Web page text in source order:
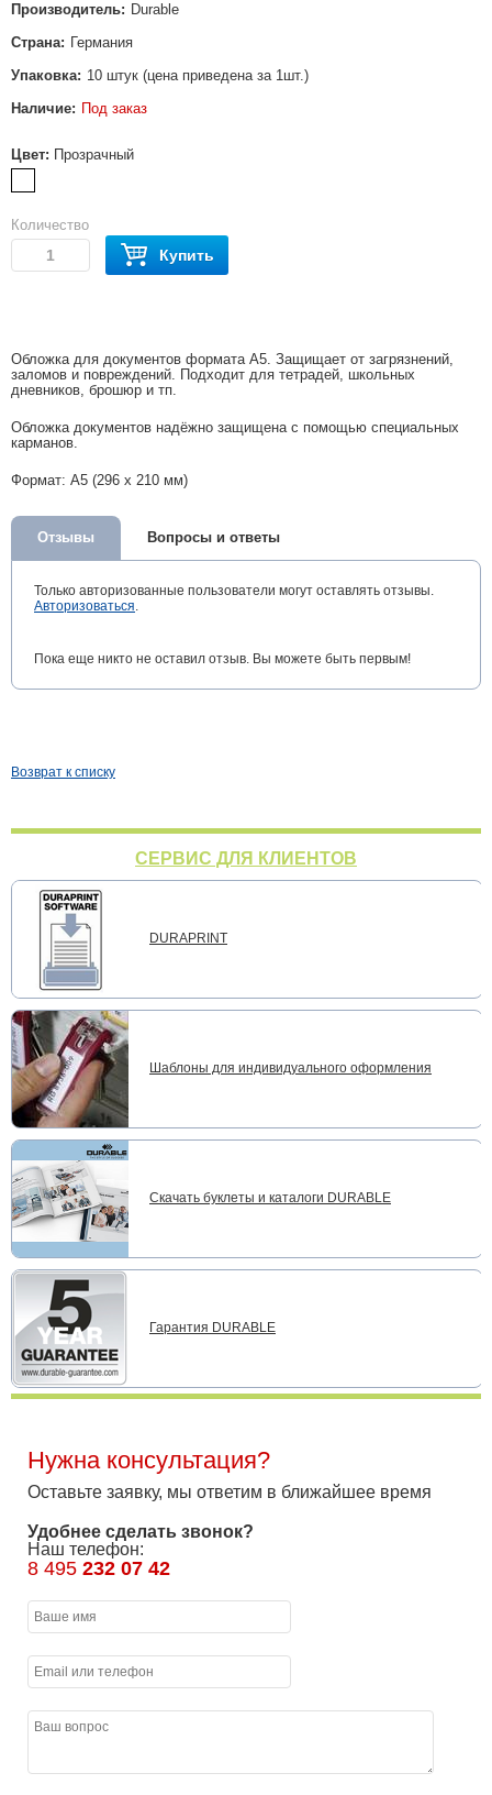
Производитель: Durable
Страна: Германия
Упаковка: 10 штук (цена приведена за 1шт.)
Наличие: Под заказ
Цвет: Прозрачный
Количество
Купить
Обложка для документов формата A5. Защищает от загрязнений,
заломов и повреждений. Подходит для тетрадей, школьных
дневников, брошюр и тп.
Обложка документов надёжно защищена с помощью специальных
карманов.
Формат: A5 (296 x 210 мм)
Отзывы Вопросы и ответы
Только авторизованные пользователи могут оставлять отзывы.
Авторизоваться.
Пока еще никто не оставил отзыв. Вы можете быть первым!
Возврат к списку
СЕРВИС ДЛЯ КЛИЕНТОВ
DURAPRINT
Шаблоны для индивидуального оформления
Скачать буклеты и каталоги DURABLE
Гарантия DURABLE
Нужна консультация?
Оставьте заявку, мы ответим в ближайшее время
Удобнее сделать звонок?
Наш телефон:
8 495 232 07 42